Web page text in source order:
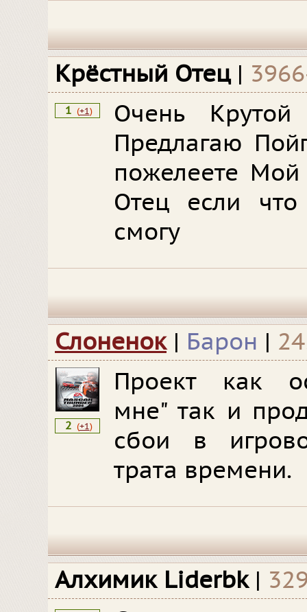
Крёстный Отец |
1 (+1)
Очень Крутой
Предлагаю
пожелеете
Отец если
смогу
Слоненок | Барон |
2 (+1)
Проект как
мне" так и
сбои в
трата времени.
Алхимик Liderbk |